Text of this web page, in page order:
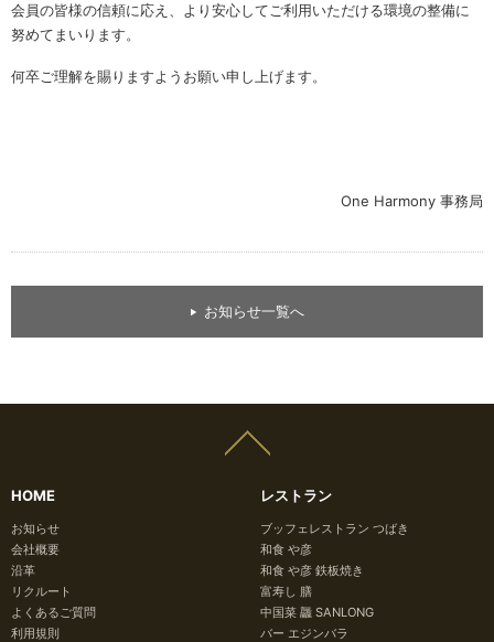
会員の皆様の信頼に応え、より安心してご利用いただける環境の整備に
努めてまいります。
何卒ご理解を賜りますようお願い申し上げます。
One Harmony 事務局
お知らせ一覧へ
HOME
お知らせ
会社概要
沿革
リクルート
よくあるご質問
利用規則
レストラン
ブッフェレストラン つばき
和食 や彦
和食 や彦 鉄板焼き
富寿し 膳
中国菜 龘 SANLONG
バー エジンバラ